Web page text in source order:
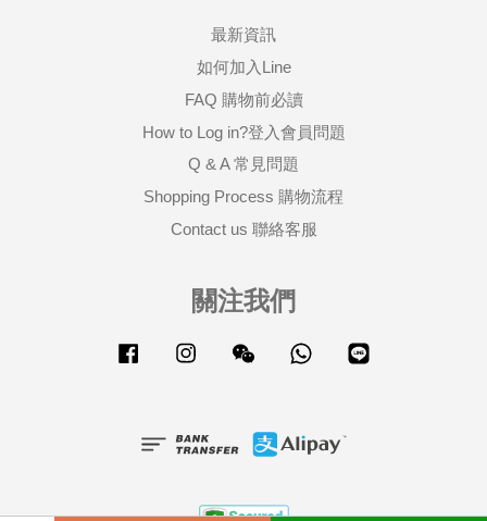
最新資訊
如何加入Line
FAQ 購物前必讀
How to Log in?登入會員問題
Q & A 常見問題
Shopping Process 購物流程
Contact us 聯絡客服
關注我們
Facebook Instagram Wechat Whatsapp